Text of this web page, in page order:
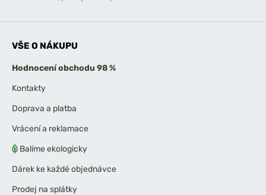
VŠE O NÁKUPU
Hodnocení obchodu 98 %
Kontakty
Doprava a platba
Vrácení a reklamace
Balíme ekologicky
Dárek ke každé objednávce
Prodej na splátky